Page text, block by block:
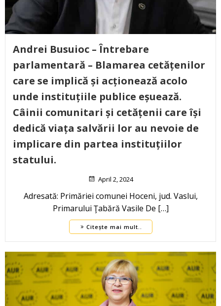
Andrei Busuioc – Întrebare
parlamentară – Blamarea cetățenilor
care se implică și acționează acolo
unde instituțiile publice eșuează.
Câinii comunitari și cetățenii care își
dedică viața salvării lor au nevoie de
implicare din partea instituțiilor
statului.
April 2, 2024
Adresată: Primăriei comunei Hoceni, jud. Vaslui,
Primarului Ţabără Vasile De […]
Citește mai mult..